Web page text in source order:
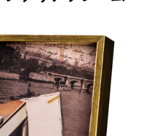
の金属調フレームで、アンテ